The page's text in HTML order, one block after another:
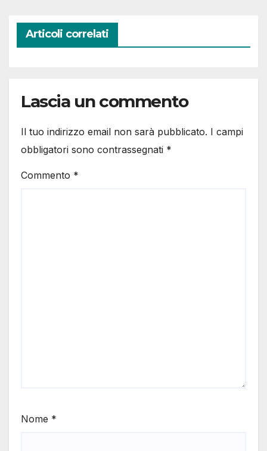
Articoli correlati
Lascia un commento
Il tuo indirizzo email non sarà pubblicato. I campi
obbligatori sono contrassegnati *
Commento *
Nome *